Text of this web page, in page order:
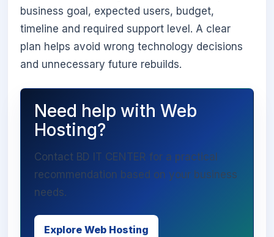
business goal, expected users, budget,
timeline and required support level. A clear
plan helps avoid wrong technology decisions
and unnecessary future rebuilds.
Need help with Web
Hosting?
Contact BD IT CENTER for a practical
recommendation based on your business
needs.
Explore Web Hosting